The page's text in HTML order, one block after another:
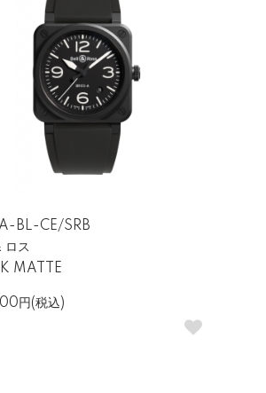
BL-CE/SRB
ロス
MATTE
円(税込)